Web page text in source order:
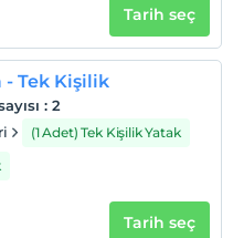
Tarih seç
- Tek Kişilik
: 2
(1 Adet) Tek Kişilik Yatak
Tarih seç